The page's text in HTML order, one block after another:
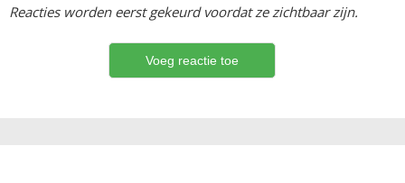
Reacties worden eerst gekeurd voordat ze zichtbaar zijn.